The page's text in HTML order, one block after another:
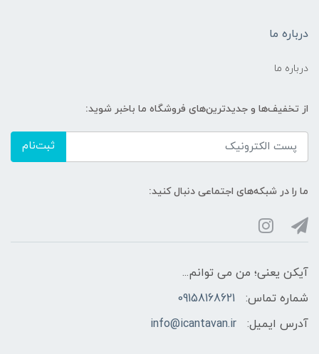
درباره ما
درباره ما
از تخفیف‌ها و جدیدترین‌های فروشگاه ما باخبر شوید:
ثبت‌نام
ما را در شبکه‌های اجتماعی دنبال کنید:
آیکن یعنی؛ من می توانم...
شماره تماس:
09158168621
آدرس ایمیل:
info@icantavan.ir